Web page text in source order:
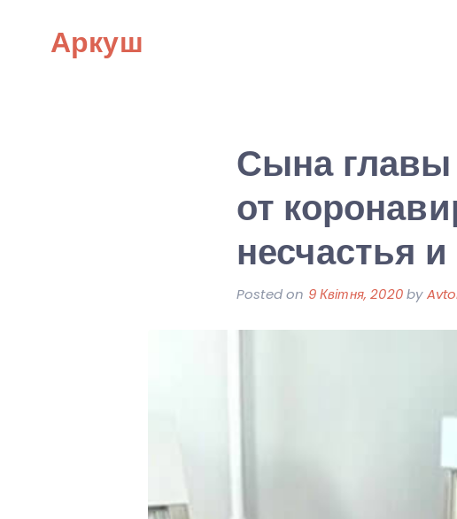
Аркуш
Сына главы
от
несчастья
Posted on 9 Квітня, 2020by